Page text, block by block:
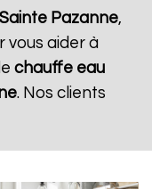
Sainte Pazanne,
vous aider à
chauffe eau
. Nos clients